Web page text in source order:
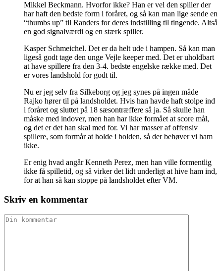
Mikkel Beckmann. Hvorfor ikke? Han er vel den spiller der
har haft den bedste form i foråret, og så kan man lige sende en
“thumbs up” til Randers for deres indstilling til tingende. Altså
en god signalværdi og en stærk spiller.
Kasper Schmeichel. Det er da helt ude i hampen. Så kan man
ligeså godt tage den unge Vejle keeper med. Det er uholdbart
at have spillere fra den 3-4. bedste engelske række med. Det
er vores landshold for godt til.
Nu er jeg selv fra Silkeborg og jeg synes på ingen måde
Rajko hører til på landsholdet. Hvis han havde haft stolpe ind
i foråret og sluttet på 18 sæsontræffere så ja. Så skulle han
måske med indover, men han har ikke formået at score mål,
og det er det han skal med for. Vi har masser af offensiv
spillere, som formår at holde i bolden, så der behøver vi ham
ikke.
Er enig hvad angår Kenneth Perez, men han ville formentlig
ikke få spilletid, og så virker det lidt underligt at hive ham ind,
for at han så kan stoppe på landsholdet efter VM.
Skriv en kommentar